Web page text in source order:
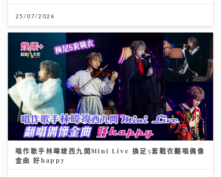
25/07/2026
唱作歌手林暐竣西九開Mini Live 換足5套戰衣翻唱偶像
金曲 好happy